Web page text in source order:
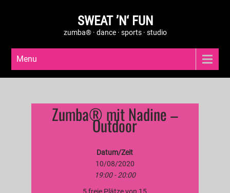
SWEAT ’N‘ FUN
zumba® · dance · sports · studio
Menu
Zumba® mit Nadine –
Outdoor
Datum/Zeit
10/08/2020
19:00 - 20:00